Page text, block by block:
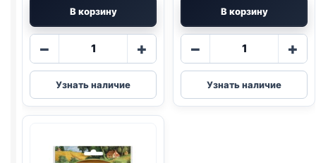
В корзину
−
Количество
Деревенские
лак.
(ДРЕССУРА,
ЧИА)
+
Узнать наличие
В корзину
−
Количество
Деревенские
лак.
(КАЛЬЦИЙ,
+
Узнать наличие